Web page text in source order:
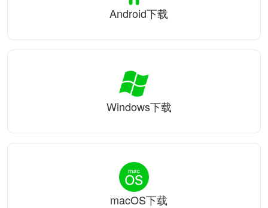
Android下载
Windows下载
macOS下载